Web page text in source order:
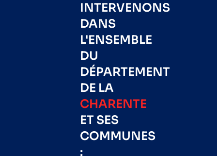
INTERVENONS
DANS
L'ENSEMBLE
DU
DÉPARTEMENT
DE LA
CHARENTE
ET SES
COMMUNES
: